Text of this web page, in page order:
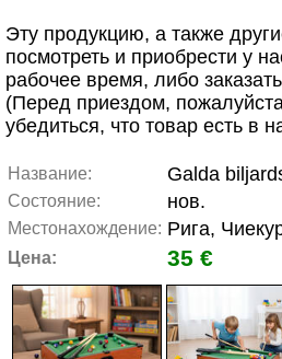
Эту продукцию, а также
посмотреть и приобрести у
рабочее время, либо
(Перед приездом,
убедиться, что товар есть в
Название: Galda
Состояние: нов.
Местонахождение: Рига,
Цена: 35 €